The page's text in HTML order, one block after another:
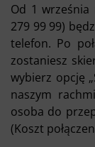
Od 1
279 99 99)
telefon. Po
zostaniesz
wybierz opcję
naszym
osoba do
(Koszt